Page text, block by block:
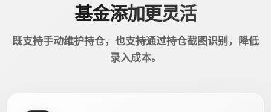
基金添加更灵活
既支持手动维护持仓，也支持通过持仓截图识别，降低
录入成本。